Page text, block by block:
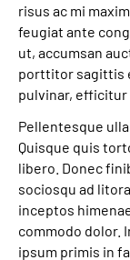
risus ac mi
feugiat ante
ut, accumsan
porttitor sagittis
pulvinar, efficitur
Pellentesque
Quisque quis
libero. Donec
sociosqu ad
inceptos
commodo dolor.
ipsum primis in